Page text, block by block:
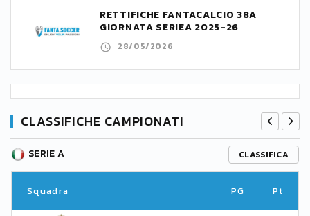
RETTIFICHE FANTACALCIO 38A
GIORNATA SERIEA 2025-26
28/05/2026
CLASSIFICHE CAMPIONATI
SERIE A CLASSIFICA
Squadra PG Pt